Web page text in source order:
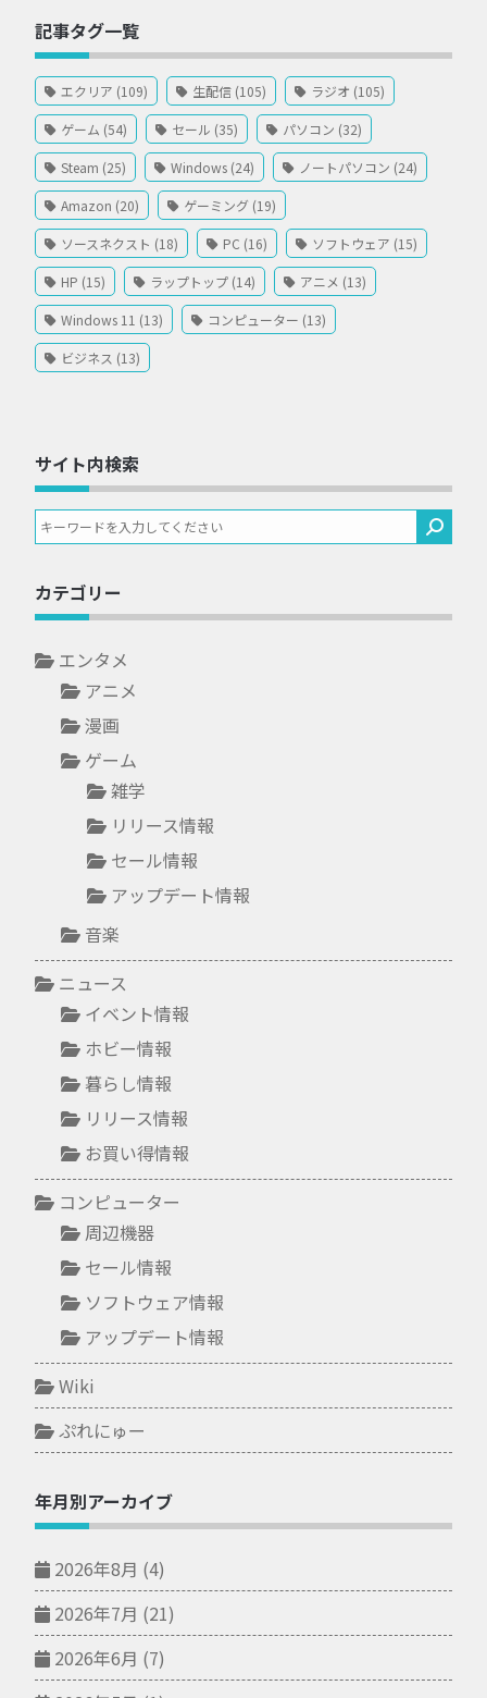
記事タグ一覧
エクリア (109) 生配信 (105) ラジオ (105)
ゲーム (54) セール (35) パソコン (32)
Steam (25) Windows (24) ノートパソコン (24)
Amazon (20) ゲーミング (19)
ソースネクスト (18) PC (16) ソフトウェア (15)
HP (15) ラップトップ (14) アニメ (13)
Windows 11 (13) コンピューター (13)
ビジネス (13)
サイト内検索
カテゴリー
エンタメ
アニメ
漫画
ゲーム
雑学
リリース情報
セール情報
アップデート情報
音楽
ニュース
イベント情報
ホビー情報
暮らし情報
リリース情報
お買い得情報
コンピューター
周辺機器
セール情報
ソフトウェア情報
アップデート情報
Wiki
ぷれにゅー
年月別アーカイブ
2026年8月 (4)
2026年7月 (21)
2026年6月 (7)